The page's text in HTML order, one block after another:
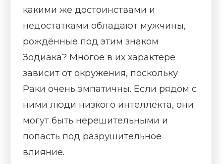
какими же достоинствами и
недостатками обладают мужчины,
рождённые под этим знаком
Зодиака? Многое в их характере
зависит от окружения, поскольку
Раки очень эмпатичны. Если рядом с
ними люди низкого интеллекта, они
могут быть нерешительными и
попасть под разрушительное
влияние.